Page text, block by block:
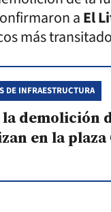
aEl
más
DE INFRAESTRUCTURA
la demolición
en la plaza